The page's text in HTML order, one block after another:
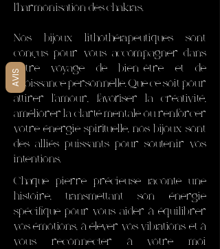
l'harmonisation des chakras.
Nos bijoux lithothérapeutiques sont
conçus pour vous accompagner dans
votre voyage de bien-être et de
croissance personnelle. Que ce soit pour
attirer l'amour, favoriser la créativité,
améliorer la clarté mentale ou renforcer
votre énergie spirituelle, nos bijoux sont
des alliés puissants pour soutenir vos
intentions.
Chaque pierre précieuse raconte une
histoire, transmettant son énergie
spécifique pour vous aider à équilibrer
vos émotions, à élever vos vibrations et à
vous reconnecter à votre moi
AVIS